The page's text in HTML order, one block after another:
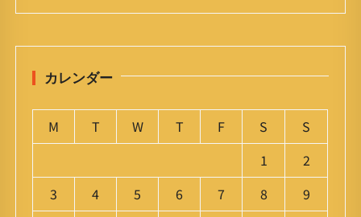
カレンダー
M T W T F S
S
1
2
3
4 5 6 7 8
9